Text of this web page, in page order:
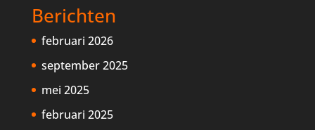
Berichten
februari 2026
september 2025
mei 2025
februari 2025